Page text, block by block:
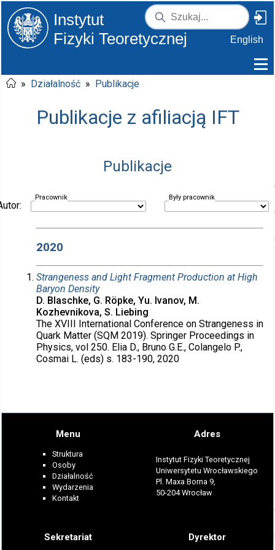
Instytut
Fizyki Teoretycznej
English
» Działalność » Publikacje
Publikacje z afiliacją IFT
Publikacje
Pracownik Były pracownik
2020
Strangeness and Light Fragment Production at High
Baryon Density
D. Blaschke, G. Röpke, Yu. Ivanov, M.
Kozhevnikova, S. Liebing
The XVIII International Conference on Strangeness in
Quark Matter (SQM 2019). Springer Proceedings in
Physics, vol 250. Elia D., Bruno G.E., Colangelo P.,
Cosmai L. (eds) s. 183-190, 2020
Menu
Struktura
Osoby
Działalność
Wydarzenia
Kontakt
Adres
Instytut Fizyki Teoretycznej
Uniwersytetu Wrocławskiego
Pl. Maxa Borna 9,
50-204 Wrocław
Sekretariat Dyrektor